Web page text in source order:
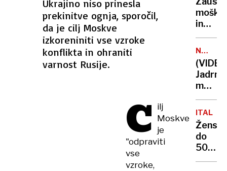
Ukrajino niso prinesla
prekinitve ognja, sporočil,
da je cilj Moskve
izkoreniniti vse vzroke
konflikta in ohraniti
varnost Rusije.
C ilj
Moskve
je
"odpraviti
vse
vzroke,
ki
naravo
in
revne
in
ki
sta
želela
na
oder
ob
pevke
NEW
YORK
trčila
v
most
ITALIJA
do
500
evrov,